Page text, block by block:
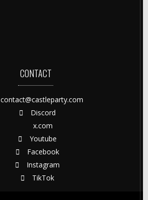
CONTACT
contact@castleparty.com
Discord
x.com
Youtube
Facebook
Instagram
TikTok